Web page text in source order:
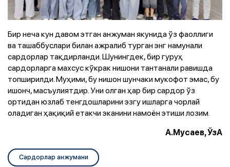
Бир неча кун давом этган анжуман якунида ўз фаоллиги
ва ташаббуслари билан ажралиб турган энг намунали
сардорлар тақдирланди. Шунингдек, бир гуруҳ
сардорларга махсус кўкрак нишони тантанали равишда
топширилди. Муҳими, бу нишон шунчаки мукофот эмас, бу
ишонч, масъулиятдир. Уни олган ҳар бир сардор ўз
ортидан юзлаб тенгдошларини эзгу ишларга чорлай
оладиган ҳақиқий етакчи эканини намоён этиши лозим.
А.Мусаев, ЎзА
Сардорлар анжумани